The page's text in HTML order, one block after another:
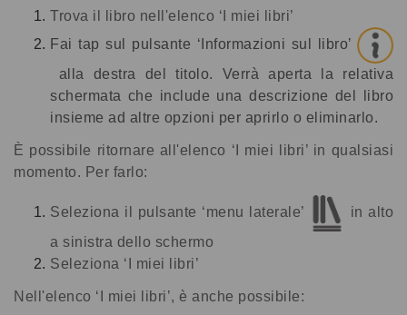
Trova il libro nell'elenco ‘I miei libri’
Fai tap sul pulsante ‘Informazioni sul libro’
alla destra del titolo. Verrà aperta la relativa
schermata che include una descrizione del libro
insieme ad altre opzioni per aprirlo o eliminarlo.
È possibile ritornare all'elenco ‘I miei libri’ in qualsiasi
momento. Per farlo:
Seleziona il pulsante ‘menu laterale’
in alto
a sinistra dello schermo
Seleziona ‘I miei libri’
Nell'elenco ‘I miei libri’, è anche possibile: